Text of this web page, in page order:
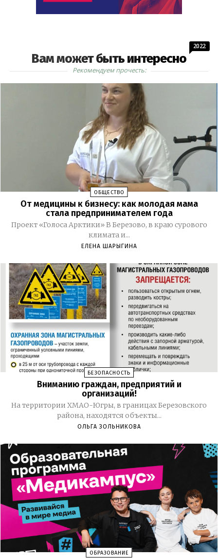
Вам может быть интересно
2022
Рекомендуем прочесть:
ОБЩЕСТВО
От медицины к бизнесу: как молодая мама
стала предпринимателем года
Проект «Голоса Арктики» В Березово, в краю сурового
климата и...
ЕЛЕНА ШАРЫГИНА
БЕЗОПАСНОСТЬ
Вниманию граждан, предприятий и
организаций!
На территории ХМАО-Югры, в границах Березовского
района, находятся объекты...
ОЛЬГА ЗОЛЬНИКОВА
ОБРАЗОВАНИЕ